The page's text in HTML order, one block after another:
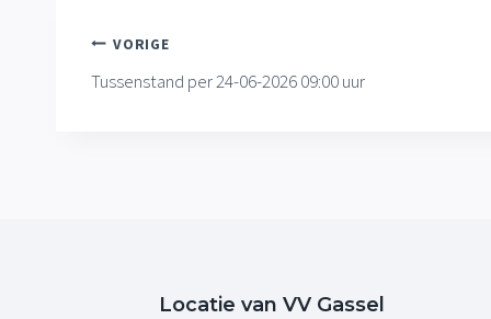
Bericht
navigatie
VORIGE
Tussenstand per 24-06-2026 09:00 uur
Locatie van VV Gassel